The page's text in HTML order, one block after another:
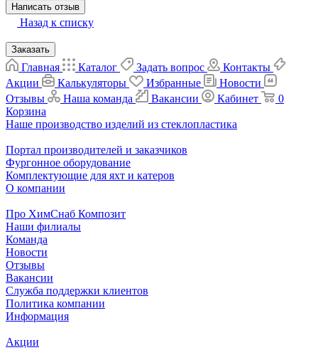
Написать отзыв
Назад к списку
Заказать
Главная Каталог Задать вопрос
Контакты
Акции
Калькуляторы Избранные
Новости
Отзывы
Наша команда Вакансии Кабинет
0
Корзина
Наше производство изделий из стеклопластика
Портал производителей и заказчиков
Фургонное оборудование
Комплектующие для яхт и катеров
О компании
Про ХимСнаб Композит
Наши филиалы
Команда
Новости
Отзывы
Вакансии
Служба поддержки клиентов
Политика компании
Информация
Акции